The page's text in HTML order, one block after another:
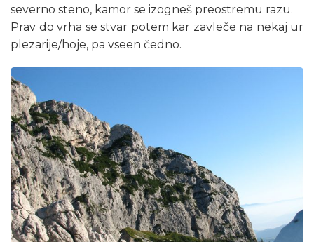
severno steno, kamor se izogneš preostremu razu.
Prav do vrha se stvar potem kar zavleče na nekaj ur
plezarije/hoje, pa vseen čedno.